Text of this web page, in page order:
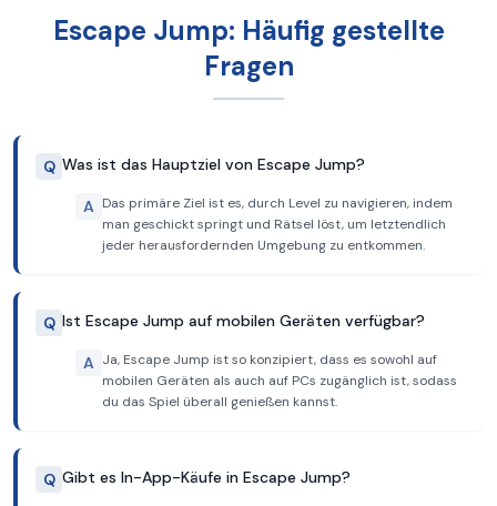
Escape Jump: Häufig gestellte
Fragen
Q Was ist das Hauptziel von Escape Jump?
A Das primäre Ziel ist es, durch Level zu navigieren, indem
man geschickt springt und Rätsel löst, um letztendlich
jeder herausfordernden Umgebung zu entkommen.
Q Ist Escape Jump auf mobilen Geräten verfügbar?
A Ja, Escape Jump ist so konzipiert, dass es sowohl auf
mobilen Geräten als auch auf PCs zugänglich ist, sodass
du das Spiel überall genießen kannst.
Q Gibt es In-App-Käufe in Escape Jump?